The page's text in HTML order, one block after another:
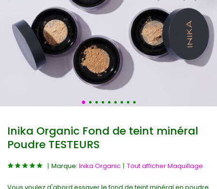
Inika Organic Fond de teint minéral
Poudre TESTEURS
Marque: Inika Organic Tout afficher Maquillage